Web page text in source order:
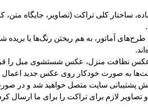
ساختار کلی تراکت (تصاویر، جایگاه
به صورت خودکار روی عکس جدید اعمال
پشتیبانی سایت متصل خواهید شد و در صورت
و تصاویر لازم برای تراکت را برای ما